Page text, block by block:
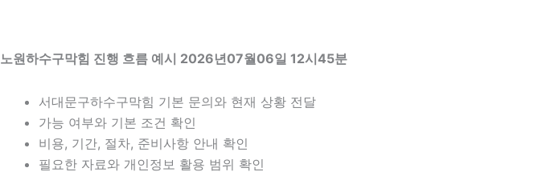
노원하수구막힘 진행 흐름 예시 2026년07월06일 12시45분
서대문구하수구막힘 기본 문의와 현재 상황 전달
가능 여부와 기본 조건 확인
비용, 기간, 절차, 준비사항 안내 확인
필요한 자료와 개인정보 활용 범위 확인